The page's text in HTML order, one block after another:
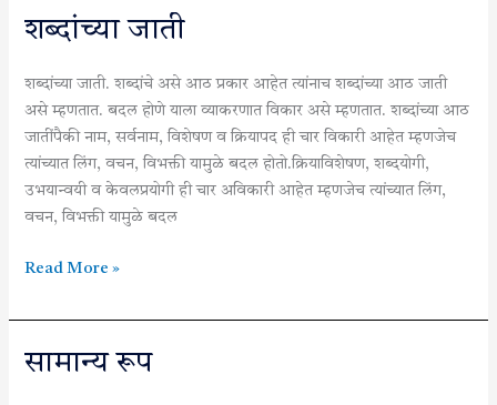
शब्दांच्या जाती
शब्दांच्या जाती. शब्दांचे असे आठ प्रकार आहेत त्यांनाच शब्दांच्या आठ जाती
असे म्हणतात. बदल होणे याला व्याकरणात विकार असे म्हणतात. शब्दांच्या आठ
जातींपैकी नाम, सर्वनाम, विशेषण व क्रियापद ही चार विकारी आहेत म्हणजेच
त्यांच्यात लिंग, वचन, विभक्ती यामुळे बदल होतो.क्रियाविशेषण, शब्दयोगी,
उभयान्वयी व केवलप्रयोगी ही चार अविकारी आहेत म्हणजेच त्यांच्यात लिंग,
वचन, विभक्ती यामुळे बदल
शब्दांच्या
Read More »
सामान्य रूप
सामान्य